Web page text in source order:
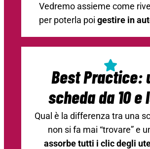
Vedremo assieme come
per poterla poi gestire in
Best Practice:
scheda da 10 e
Qual è la differenza tra una
non si fa mai “trovare” e
assorbe tutti i clic degli